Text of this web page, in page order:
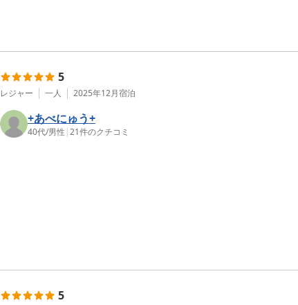
5
レジャー 一人 2025年12月宿泊
+あべにゅう+
40代/男性 |21件のクチコミ
5